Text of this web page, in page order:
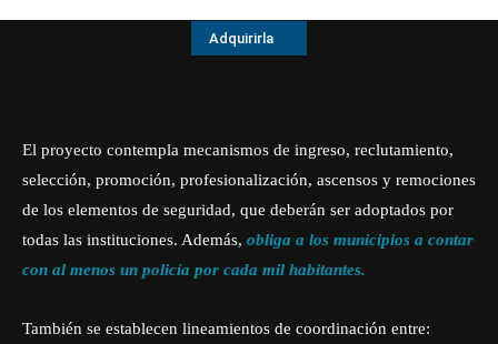
Adquirirla
El proyecto contempla mecanismos de ingreso, reclutamiento,
selección, promoción, profesionalización, ascensos y remociones
de los elementos de seguridad, que deberán ser adoptados por
todas las instituciones. Además, obliga a los municipios a contar
con al menos un policía por cada mil habitantes.
También se establecen lineamientos de coordinación entre: